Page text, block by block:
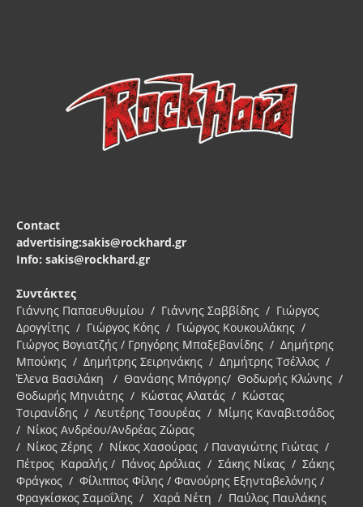
Contact
advertising:sakis@rockhard.gr
Info: sakis@rockhard.gr
Συντάκτες
Γιάννης Παπαευθυμίου / Γιάννης Σαββίδης / Γιώργος
Δρογγίτης / Γιώργος Κόης / Γιώργος Κουκουλάκης /
Γιώργος Βογιατζής / Γρηγόρης Μπαξεβανίδης / Δημήτρης
Μπούκης / Δημήτρης Σειρηνάκης / Δημήτρης Τσέλλος /
Έλενα Βασιλάκη / Θανάσης Μπόγρης/ Θοδωρής Κλώνης /
Θοδωρής Μηνιάτης / Κώστας Αλατάς / Κώστας
Τσιρανίδης / Λευτέρης Τσουρέας / Μίμης Καναβιτσάδος
/ Νίκος Ανδρέου/Ανδρέας Ζώρας
/ Νίκος Ζέρης / Νίκος Χασούρας / Παναγιώτης Γιώτας /
Πέτρος Καραλής / Πάνος Δρόλιας / Σάκης Νίκας / Σάκης
Φράγκος / Φίλιππος Φίλης / Φανούρης Εξηνταβελόνης /
Φραγκίσκος Σαμοΐλης / Χαρά Νέτη / Παύλος Παυλάκης